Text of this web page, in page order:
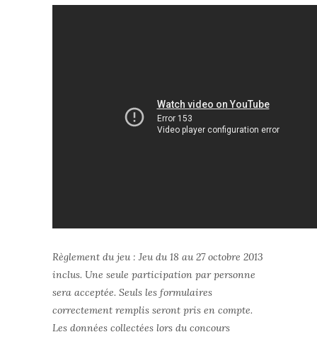
Règlement du jeu : Jeu du 18 au 27 octobre 2013
inclus. Une seule participation par personne
sera acceptée. Seuls les formulaires
correctement remplis seront pris en compte.
Les données collectées lors du concours